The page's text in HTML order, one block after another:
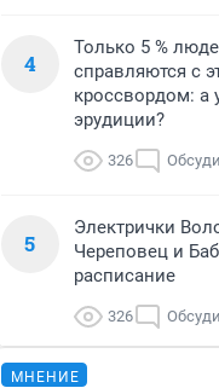
4
Только 5 %
справляются с
кроссвордом: а
эрудиции?
326
5
Электрички
Череповец и
расписание
326
МНЕНИЕ